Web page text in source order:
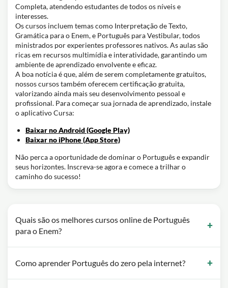
Completa, atendendo estudantes de todos os níveis e
interesses.
Os cursos incluem temas como Interpretação de Texto,
Gramática para o Enem, e Português para Vestibular, todos
ministrados por experientes professores nativos. As aulas são
ricas em recursos multimídia e interatividade, garantindo um
ambiente de aprendizado envolvente e eficaz.
A boa notícia é que, além de serem completamente gratuitos,
nossos cursos também oferecem certificação gratuita,
valorizando ainda mais seu desenvolvimento pessoal e
profissional. Para começar sua jornada de aprendizado, instale
o aplicativo Cursa:
Baixar no Android (Google Play)
Baixar no iPhone (App Store)
Não perca a oportunidade de dominar o Português e expandir
seus horizontes. Inscreva-se agora e comece a trilhar o
caminho do sucesso!
Quais são os melhores cursos online de Português
para o Enem?
Como aprender Português do zero pela internet?